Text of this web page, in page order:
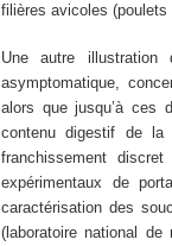
filières avicoles (poulets
Une autre
asymptomatique,
alors que jusqu’à ces
contenu digestif de la
franchissement
expérimentaux de
caractérisation des
(laboratoire national